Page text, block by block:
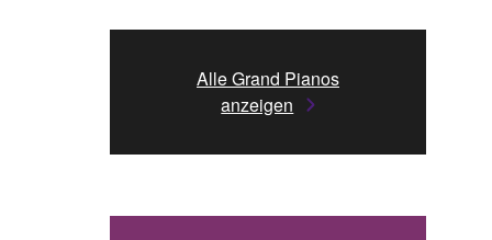
Alle Grand Pianos
anzeigen